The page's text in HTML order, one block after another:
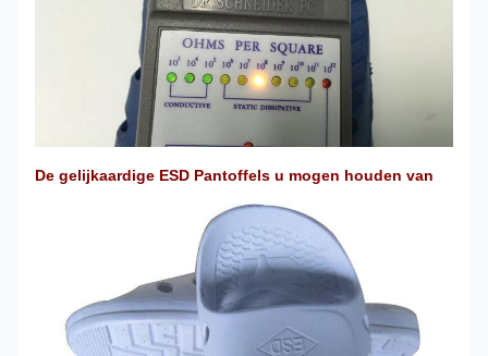
De gelijkaardige ESD Pantoffels u mogen houden van